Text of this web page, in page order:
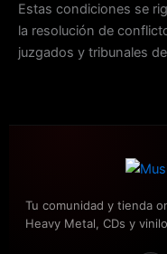
Estas condiciones se
la resolución de
juzgados y tribunales
Tu comunidad y tienda
Heavy Metal, CDs y